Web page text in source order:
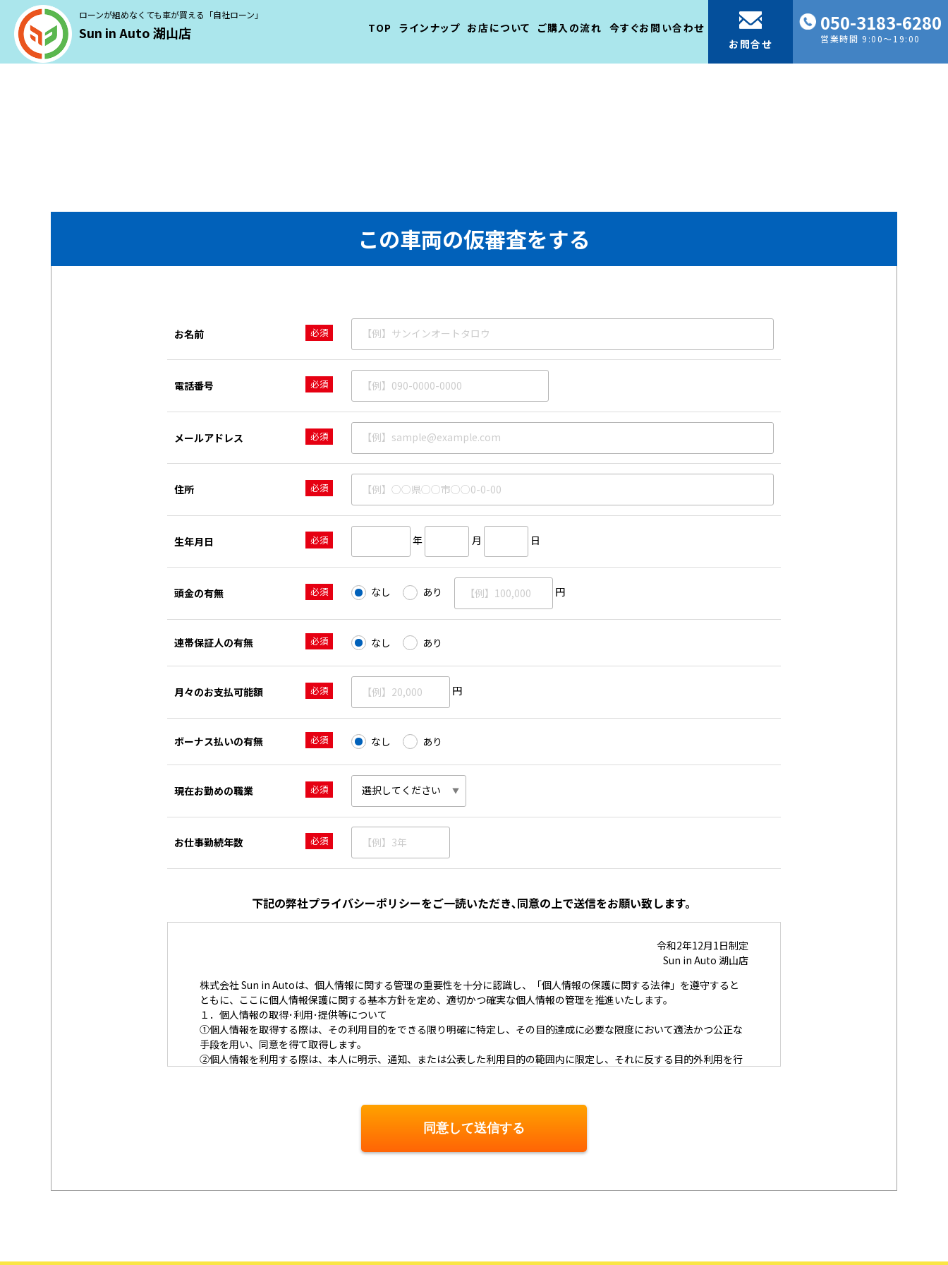
ローンが組めなくても車が買える「自社ローン」
Sun in Auto 湖山店 TOP ラインナップ お店について ご購入の流れ 今すぐお問い合わせ
お問合せ
050-3183-6280
営業時間 9:00～19:00
この車両の仮審査をする
お名前 必須
電話番号 必須
メールアドレス 必須
住所 必須
生年月日 必須 年 月 日
頭金の有無 必須 なし あり 円
連帯保証人の有無 必須 なし あり
月々のお支払可能額 必須 円
ボーナス払いの有無 必須 なし あり
現在お勤めの職業 必須
お仕事勤続年数 必須
下記の弊社プライバシーポリシーをご一読いただき､同意の上で送信をお願い致します。
令和2年12月1日制定
Sun in Auto 湖山店
株式会社 Sun in Autoは、個人情報に関する管理の重要性を十分に認識し、「個人情報の保護に関する法律」を遵守すると
ともに、ここに個人情報保護に関する基本方針を定め、適切かつ確実な個人情報の管理を推進いたします。
１．個人情報の取得･利用･提供等について
①個人情報を取得する際は、その利用目的をできる限り明確に特定し、その目的達成に必要な限度において適法かつ公正な
手段を用い、同意を得て取得します。
②個人情報を利用する際は、本人に明示、通知、または公表した利用目的の範囲内に限定し、それに反する目的外利用を行
個人情報の正確性およびその利用の安全性を確保するため、情報セキュリティ対策を始めとする安全措置を構築し、個人情
報への不正アクセス、個人情報の漏洩、滅失または毀損等の的確な防止とセキュリティの是正に努めます。
尊重し、本人から自己情報の開示、訂正、削除、または利用もしくは提供の停止等を求められたときは、適法かつ遅滞なく
個人情報に関するお問い合わせ窓口
同意して送信する